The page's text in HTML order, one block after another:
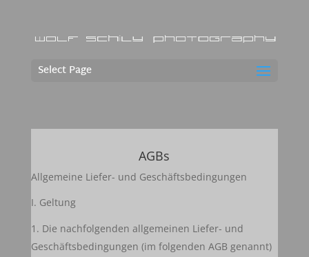
Select Page
AGBs
Allgemeine Liefer- und Geschäftsbedingungen
I. Geltung
Die nachfolgenden allgemeinen Liefer- und
Geschäftsbedingungen (im folgenden AGB genannt)